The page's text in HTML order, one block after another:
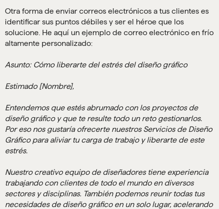
Otra forma de enviar correos electrónicos a tus clientes es
identificar sus puntos débiles y ser el héroe que los
solucione. He aquí un ejemplo de correo electrónico en frío
altamente personalizado:
Asunto: Cómo liberarte del estrés del diseño gráfico
Estimado [Nombre],
Entendemos que estés abrumado con los proyectos de
diseño gráfico y que te resulte todo un reto gestionarlos.
Por eso nos gustaría ofrecerte nuestros Servicios de Diseño
Gráfico para aliviar tu carga de trabajo y liberarte de este
estrés.
Nuestro creativo equipo de diseñadores tiene experiencia
trabajando con clientes de todo el mundo en diversos
sectores y disciplinas. También podemos reunir todas tus
necesidades de diseño gráfico en un solo lugar, acelerando